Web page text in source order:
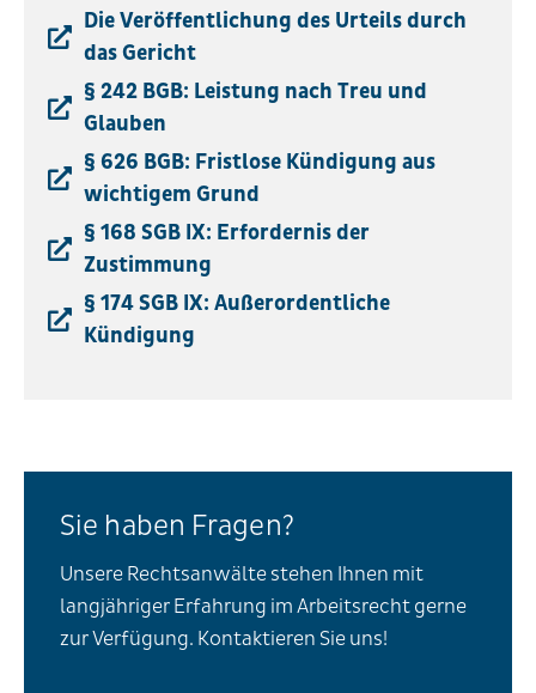
Die Veröffentlichung des Urteils durch
das Gericht
§ 242 BGB: Leistung nach Treu und
Glauben
§ 626 BGB: Fristlose Kündigung aus
wichtigem Grund
§ 168 SGB IX: Erfordernis der
Zustimmung
§ 174 SGB IX: Außerordentliche
Kündigung
Sie haben Fragen?
Unsere Rechtsanwälte stehen Ihnen mit
langjähriger Erfahrung im Arbeitsrecht gerne
zur Verfügung. Kontaktieren Sie uns!